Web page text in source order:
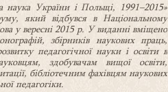
наука України і Польщі, 1991–2015»
який відбувся в Національному
у вересні 2015 р. У виданні вміщено
збірників наукових праць,
педагогічної науки і освіти в
здобувачам вищої освіти,
бібліотечним фахівцям наукових
педагогіки.